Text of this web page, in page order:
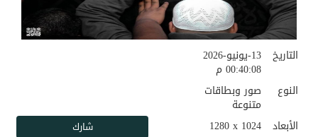
13-يونيو-2026
00:40:08 م
التاريخ
صور وبطاقات
متنوعة
النوع
1280 x 1024 الأبعاد